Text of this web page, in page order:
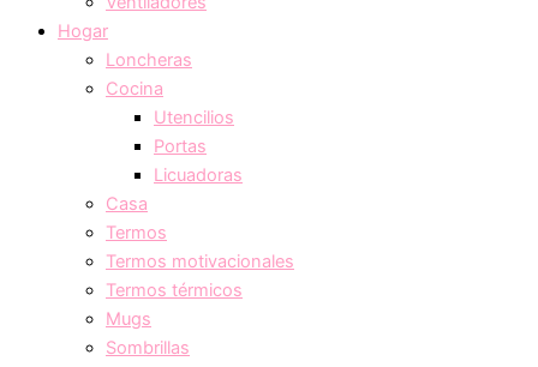
Hogar
Loncheras
Cocina
Utencilios
Portas
Licuadoras
Casa
Termos
Termos motivacionales
Termos térmicos
Mugs
Sombrillas